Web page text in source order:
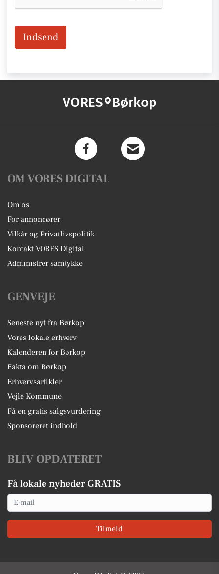
Indsend
VORES Børkop
OM VORES DIGITAL
Om os
For annoncører
Vilkår og Privatlivspolitik
Kontakt VORES Digital
Administrer samtykke
GENVEJE
Seneste nyt fra Børkop
Vores lokale erhverv
Kalenderen for Børkop
Fakta om Børkop
Erhvervsartikler
Vejle Kommune
Få en gratis salgsvurdering
Sponsoreret indhold
BLIV OPDATERET
Få lokale nyheder GRATIS
Email
Tilmeld